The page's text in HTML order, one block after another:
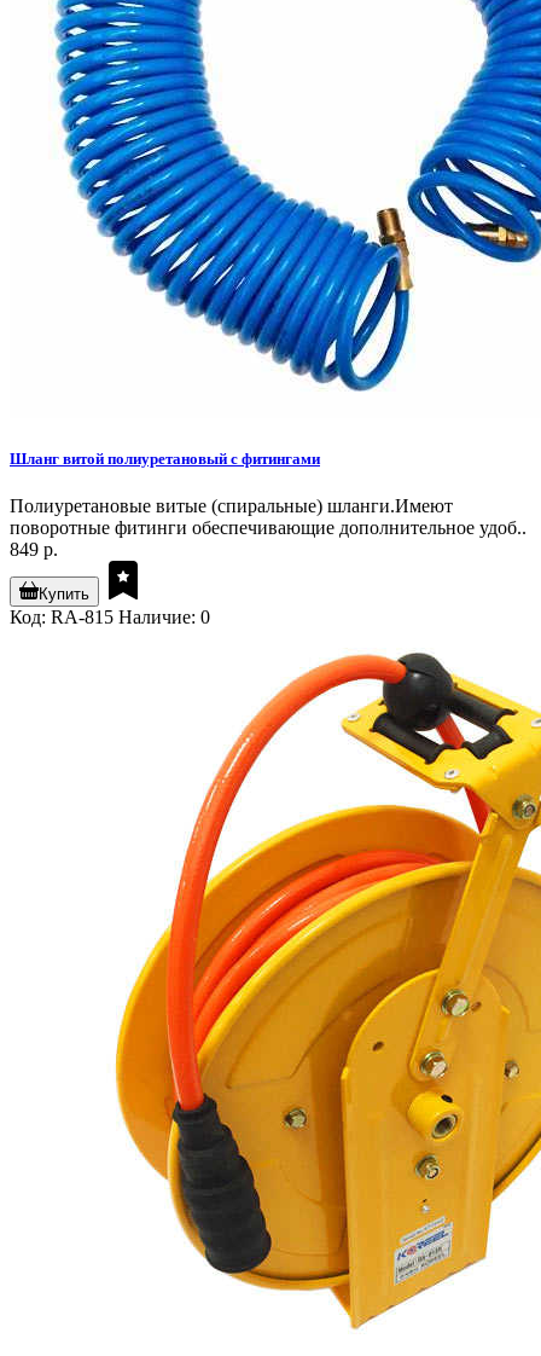
Шланг витой полиуретановый с фитингами
Полиуретановые витые (спиральные) шланги.Имеют
поворотные фитинги обеспечивающие дополнительное удоб..
849 р.
Купить
Код: RA-815 Наличие: 0